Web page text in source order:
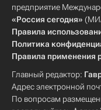
предприятие
«Россия сегодня»
Правила
Политика
Правила применения
Главный редактор:
Адрес электронной
По вопросам